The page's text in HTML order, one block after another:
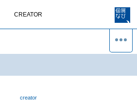
CREATOR
creator